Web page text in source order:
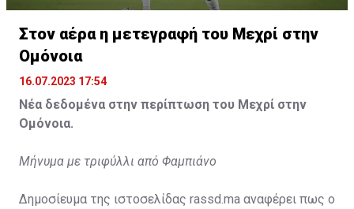
Στον αέρα η μετεγραφή του Μεχρί στην
Ομόνοια
16.07.2023 17:54
Νέα δεδομένα στην περίπτωση του Μεχρί στην
Ομόνοια.
Μήνυμα με τριφύλλι από Φαμπιάνο
Δημοσίευμα της ιστοσελίδας rassd.ma αναφέρει πως ο